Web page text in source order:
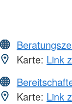
Karte: Link
Karte: Link